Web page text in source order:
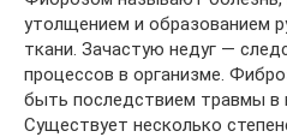
утолщением и образованием
ткани. Зачастую недуг —
процессов в организме.
быть последствием травмы в
Существует несколько